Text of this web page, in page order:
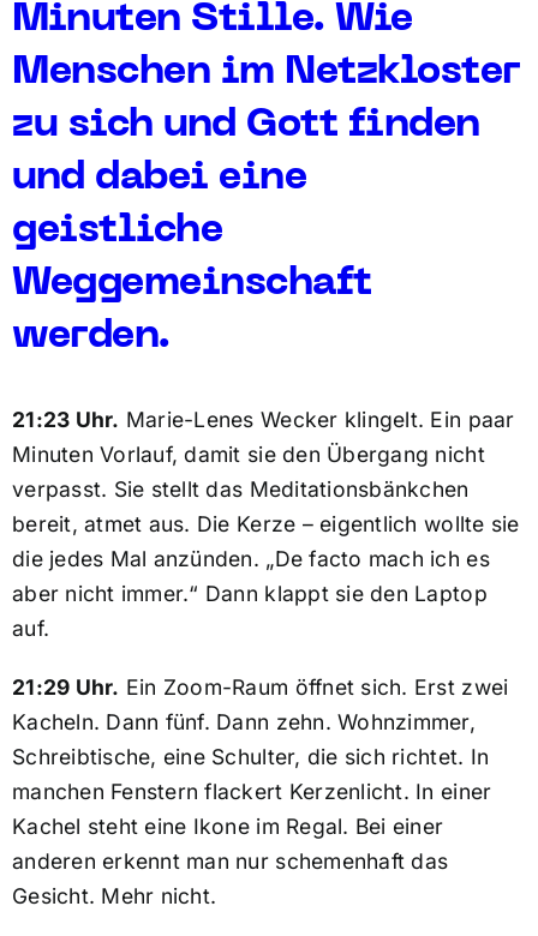
Minuten Stille. Wie
Menschen im Netzkloster
zu sich und Gott finden
und dabei eine
geistliche
Weggemeinschaft
werden.
21:23 Uhr. Marie-Lenes Wecker klingelt. Ein paar
Minuten Vorlauf, damit sie den Übergang nicht
verpasst. Sie stellt das Meditationsbänkchen
bereit, atmet aus. Die Kerze – eigentlich wollte sie
die jedes Mal anzünden. „De facto mach ich es
aber nicht immer.“ Dann klappt sie den Laptop
auf.
21:29 Uhr. Ein Zoom-Raum öffnet sich. Erst zwei
Kacheln. Dann fünf. Dann zehn. Wohnzimmer,
Schreibtische, eine Schulter, die sich richtet. In
manchen Fenstern flackert Kerzenlicht. In einer
Kachel steht eine Ikone im Regal. Bei einer
anderen erkennt man nur schemenhaft das
Gesicht. Mehr nicht.